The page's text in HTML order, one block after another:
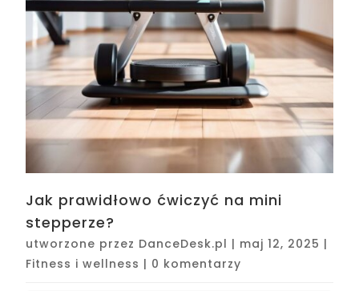
Jak prawidłowo ćwiczyć na mini
stepperze?
utworzone przez DanceDesk.pl | maj 12, 2025 |
Fitness i wellness | 0 komentarzy